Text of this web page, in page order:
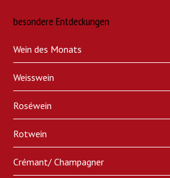
besondere Entdeckungen
Wein des Monats
Weisswein
Roséwein
Rotwein
Crémant/ Champagner